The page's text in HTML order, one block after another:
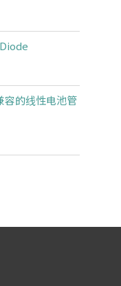
容的线性电池管